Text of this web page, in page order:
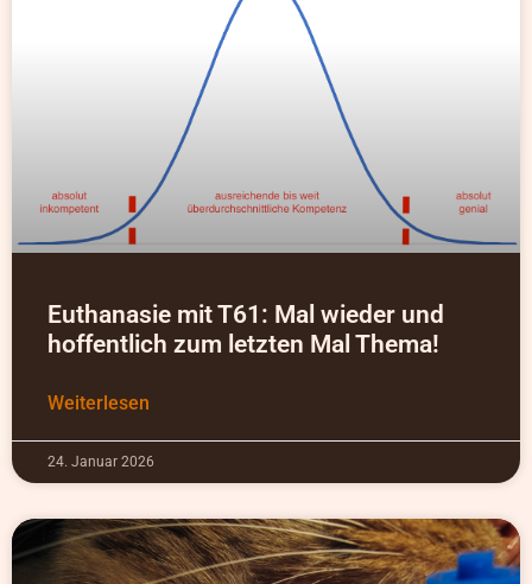
Euthanasie mit T61: Mal wieder und
hoffentlich zum letzten Mal Thema!
Weiterlesen
24. Januar 2026